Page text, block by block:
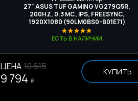
27" ASUS TUF GAMING VG279Q5R,
200HZ, 0.3 МС, IPS, FREESYNC,
1920X1080 (90LM0BS0-B01E71)
ЕСТЬ В НАЛИЧИИ
ЦЕНА 10 615
9 794 ₴
КУПИТЬ